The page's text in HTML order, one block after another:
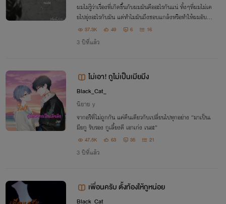
ผมไม่รู้ว่าเรื่องที่เกิดขึ้นกับผมมันคืออะไรกันแน่ ทั้งๆที่ผมไม่เค
ยไปยุ่งอะไรกับมัน แต่ทำไมมันถึงชอบแกล้งหรือทำให้ผมอับอา
ยทุกครั้งที่เจอหน้า ทำร้ายผม...
37.3K 49 6 16
3 ปีที่แล้ว
ไม่เอา! กูไม่เป็นเมียมึง
Black_Cat_
นิยาย y
จากอริที่ไม่ถูกกัน แค่คืนเดียวกับเปลี่ยนไปทุกอย่าง “มาเป็นเ
มียกู รับรอง กูเลี้ยงดี เอาเก่ง เนอะ”
47.5K 63 35 21
3 ปีที่แล้ว
เพื่อนครับ ตั้งท้องให้กูหน่อย
Black_Cat_